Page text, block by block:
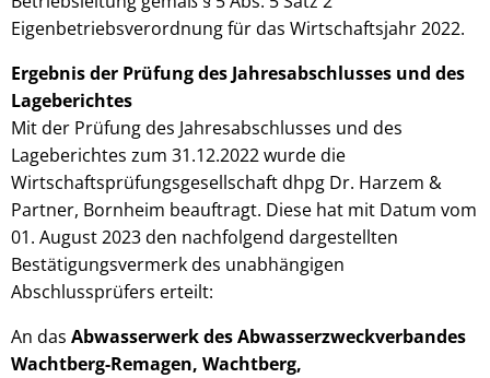
Eigenbetriebsverordnung für das Wirtschaftsjahr 2022.
Ergebnis der Prüfung des Jahresabschlusses und des
Lageberichtes
Mit der Prüfung des Jahresabschlusses und des
Lageberichtes zum 31.12.2022 wurde die
Wirtschaftsprüfungsgesellschaft dhpg Dr. Harzem &
Partner, Bornheim beauftragt. Diese hat mit Datum vom
01. August 2023 den nachfolgend dargestellten
Bestätigungsvermerk des unabhängigen
Abschlussprüfers erteilt:
An das Abwasserwerk des Abwasserzweckverbandes
Wachtberg-Remagen, Wachtberg,